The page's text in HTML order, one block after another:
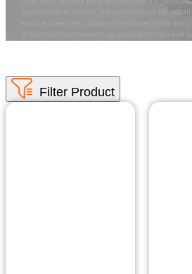
service sur le terrain, les commerces de
encore, avec des options de connectivité